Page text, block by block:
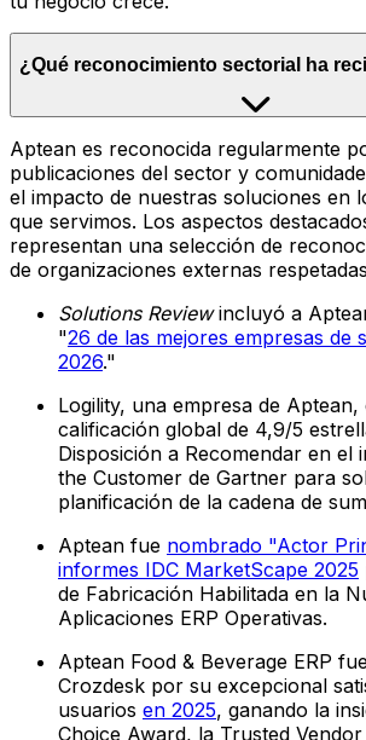
¿Qué reconocimiento sectorial ha
Aptean es reconocida regularmente
publicaciones del sector y
el impacto de nuestras soluciones en
que servimos. Los aspectos
representan una selección de
de organizaciones externas
Solutions Reviewincluyó a
"26 de las mejores empresas de
2026."
Logility, una empresa de
calificación global de 4,9/5
Disposición a Recomendar en el
the Customer de Gartner para
planificación de la cadena de
Aptean fue nombrado "Actor
informes IDC MarketScape 2025
de Fabricación Habilitada en la
Aplicaciones ERP Operativas.
Aptean Food & Beverage ERP
Crozdesk por su excepcional
usuarios en 2025, ganando la
Choice Award, la Trusted